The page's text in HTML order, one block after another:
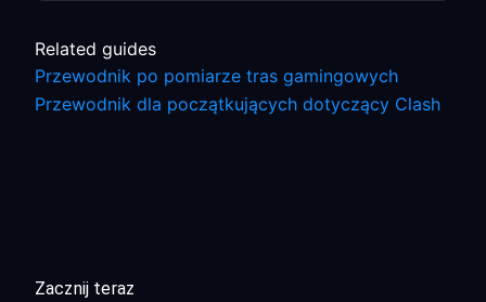
Related guides
Przewodnik po pomiarze tras gamingowych
Przewodnik dla początkujących dotyczący Clash
Zacznij teraz